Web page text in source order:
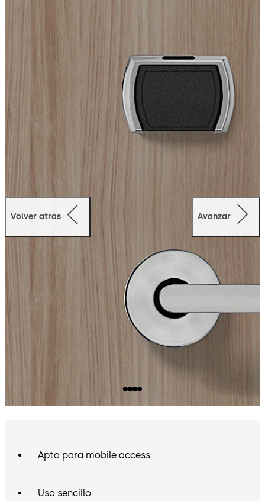
acceso de dormakaba.
El QuantumIV está equipado con Bluetooth Low Energy
(BLE). Mediante la solución dormakaba Mobile Access,
los huéspedes pueden utilizar cómodamente su
dispositivo móvil para acceder a su habitación y a las
zonas comunes del hotel cuando las puertas están
Volver atrás Avanzar
Apta para mobile access
Uso sencillo